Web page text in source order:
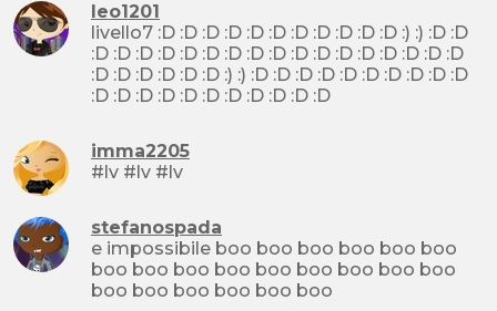
leo1201
livello7 :D :D :D :D :D :D :D :D :D :D :D :) :) :D :D
:D :D :D :D :D :D :D :D :D :D :D :D :D :D :D :D :D
:D :D :D :D :D :D :) :) :D :D :D :D :D :D :D :D :D :D
:D :D :D :D :D :D :D :D :D :D :D
imma2205
#lv #lv #lv
stefanospada
e impossibile boo boo boo boo boo boo
boo boo boo boo boo boo boo boo boo
boo boo boo boo boo boo